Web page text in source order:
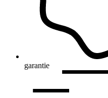
garantie